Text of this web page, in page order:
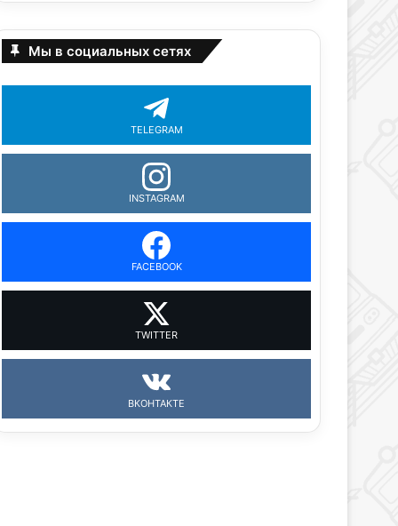
Мы в социальных сетях
TELEGRAM
INSTAGRAM
FACEBOOK
TWITTER
ВКОНТАКТЕ